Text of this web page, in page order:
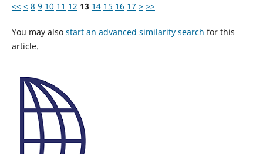
<< < 8 9 10 11 12 13 14 15 16 17 > >>
You may also start an advanced similarity search for this
article.